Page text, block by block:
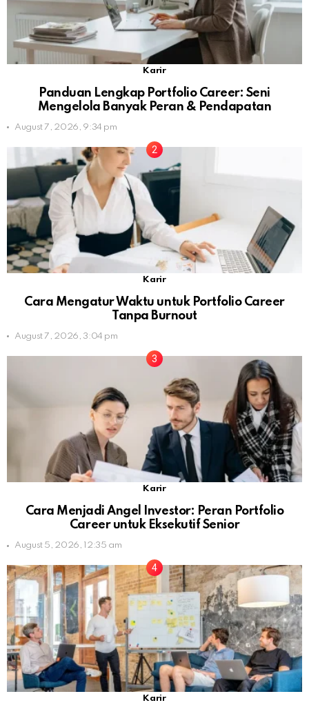
Karir
Panduan Lengkap Portfolio Career: Seni
Mengelola Banyak Peran & Pendapatan
August 7, 2026, 9:34 pm
Karir
Cara Mengatur Waktu untuk Portfolio Career
Tanpa Burnout
August 7, 2026, 3:04 pm
Karir
Cara Menjadi Angel Investor: Peran Portfolio
Career untuk Eksekutif Senior
August 5, 2026, 12:35 am
Karir